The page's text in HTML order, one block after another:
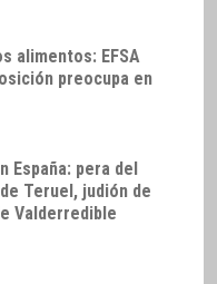
alimentos: EFSA
preocupa en
España: pera del
Teruel, judión de
Valderredible